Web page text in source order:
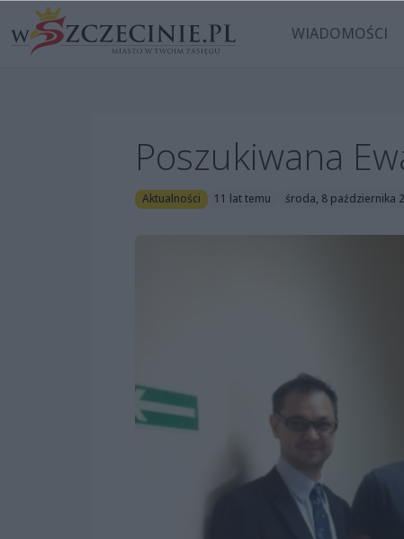
WIADOMOŚCI
Poszukiwana
Aktualności 11 lat temu środa, 8 października